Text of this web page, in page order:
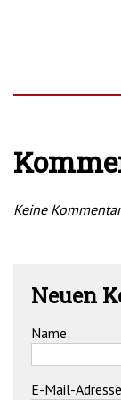
Keine
Neuen
Name:
E-Mail-